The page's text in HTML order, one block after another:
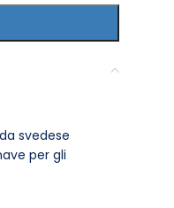
svedese
per gli